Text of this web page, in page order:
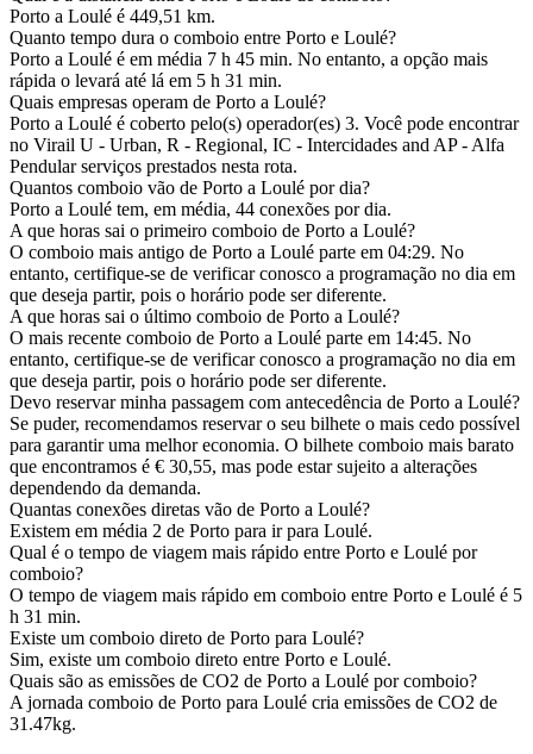
Porto a Loulé é 449,51 km.
Quanto tempo dura o comboio entre Porto e Loulé?
Porto a Loulé é em média 7 h 45 min. No entanto, a opção mais
rápida o levará até lá em 5 h 31 min.
Quais empresas operam de Porto a Loulé?
Porto a Loulé é coberto pelo(s) operador(es) 3. Você pode encontrar
no Virail U - Urban, R - Regional, IC - Intercidades and AP - Alfa
Pendular serviços prestados nesta rota.
Quantos comboio vão de Porto a Loulé por dia?
Porto a Loulé tem, em média, 44 conexões por dia.
A que horas sai o primeiro comboio de Porto a Loulé?
O comboio mais antigo de Porto a Loulé parte em 04:29. No
entanto, certifique-se de verificar conosco a programação no dia em
que deseja partir, pois o horário pode ser diferente.
A que horas sai o último comboio de Porto a Loulé?
O mais recente comboio de Porto a Loulé parte em 14:45. No
entanto, certifique-se de verificar conosco a programação no dia em
que deseja partir, pois o horário pode ser diferente.
Devo reservar minha passagem com antecedência de Porto a Loulé?
Se puder, recomendamos reservar o seu bilhete o mais cedo possível
para garantir uma melhor economia. O bilhete comboio mais barato
que encontramos é € 30,55, mas pode estar sujeito a alterações
dependendo da demanda.
Quantas conexões diretas vão de Porto a Loulé?
Existem em média 2 de Porto para ir para Loulé.
Qual é o tempo de viagem mais rápido entre Porto e Loulé por
comboio?
O tempo de viagem mais rápido em comboio entre Porto e Loulé é 5
h 31 min.
Existe um comboio direto de Porto para Loulé?
Sim, existe um comboio direto entre Porto e Loulé.
Quais são as emissões de CO2 de Porto a Loulé por comboio?
A jornada comboio de Porto para Loulé cria emissões de CO2 de
31.47kg.